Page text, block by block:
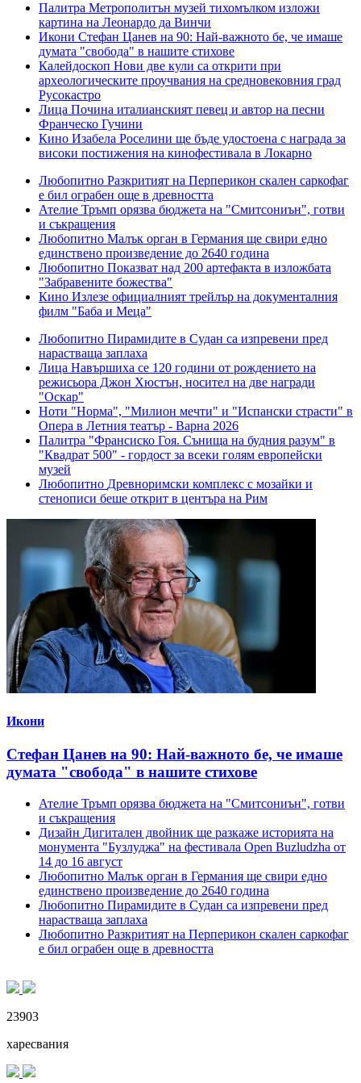
Палитра Метрополитън музей тихомълком изложи
картина на Леонардо да Винчи
Икони Стефан Цанев на 90: Най-важното бе, че имаше
думата "свобода" в нашите стихове
Калейдоскоп Нови две кули са открити при
археологическите проучвания на средновековния град
Русокастро
Лица Почина италианският певец и автор на песни
Франческо Гучини
Кино Изабела Роселини ще бъде удостоена с награда за
високи постижения на кинофестивала в Локарно
Любопитно Разкритият на Перперикон скален саркофаг
е бил ограбен още в древността
Ателие Тръмп орязва бюджета на "Смитсониън", готви
и съкращения
Любопитно Малък орган в Германия ще свири едно
единствено произведение до 2640 година
Любопитно Показват над 200 артефакта в изложбата
"Забравените божества"
Кино Излезе официалният трейлър на документалния
филм "Баба и Меца"
Любопитно Пирамидите в Судан са изпревени пред
нарастваща заплаха
Лица Навършиха се 120 години от рождението на
режисьора Джон Хюстън, носител на две награди
"Оскар"
Ноти "Норма", "Милион мечти" и "Испански страсти" в
Опера в Летния театър - Варна 2026
Палитра "Франсиско Гоя. Сънища на будния разум" в
"Квадрат 500" - гордост за всеки голям европейски
музей
Любопитно Древноримски комплекс с мозайки и
стенописи беше открит в центъра на Рим
Икони
Стефан Цанев на 90: Най-важното бе, че имаше
думата "свобода" в нашите стихове
Ателие Тръмп орязва бюджета на "Смитсониън", готви
и съкращения
Дизайн Дигитален двойник ще разкаже историята на
монумента "Бузлуджа" на фестивала Open Buzludzha от
14 до 16 август
Любопитно Малък орган в Германия ще свири едно
единствено произведение до 2640 година
Любопитно Пирамидите в Судан са изпревени пред
нарастваща заплаха
Любопитно Разкритият на Перперикон скален саркофаг
е бил ограбен още в древността
23903
харесвания